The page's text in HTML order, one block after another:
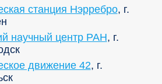
станция Нэрребро, г.
научный центр РАН, г.
движение 42, г.